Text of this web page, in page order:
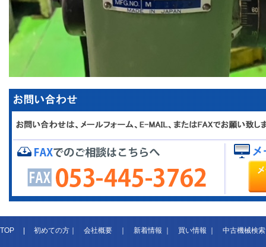
TOP|初めての方｜会社概要｜新着情報｜買い情報｜中古機械検索